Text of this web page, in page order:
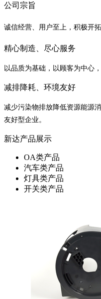
公司宗旨
诚信经营、用户至上，积极开
精心制造、尽心服务
以品质为基础，以顾客为中心
减排降耗、环境友好
减少污染物排放降低资源能源
友好型企业。
新达产品展示
OA类产品
汽车类产品
灯具类产品
开关类产品